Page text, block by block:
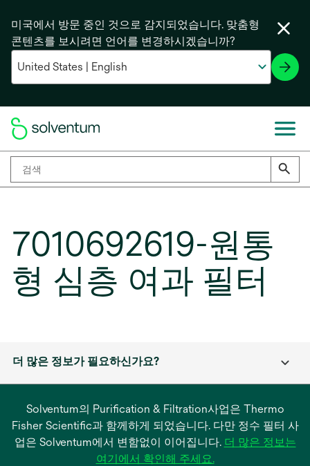
미국에서 방문 중인 것으로 감지되었습니다. 맞춤형
콘텐츠를 보시려면 언어를 변경하시겠습니까?
7010692619-원통
형 심층 여과 필터
더 많은 정보가 필요하신가요?
Solventum의 Purification & Filtration사업은 Thermo
Fisher Scientific과 함께하게 되었습니다. 다만 정수 필터 사
업은 Solventum에서 변함없이 이어집니다. 더 많은 정보는
여기에서 확인해 주세요.새